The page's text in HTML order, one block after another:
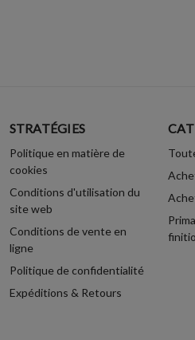
STRATÉGIES
Politique en matière de
cookies
Conditions d'utilisation du
site web
Conditions de vente en
ligne
Politique de confidentialité
Expéditions & Retours